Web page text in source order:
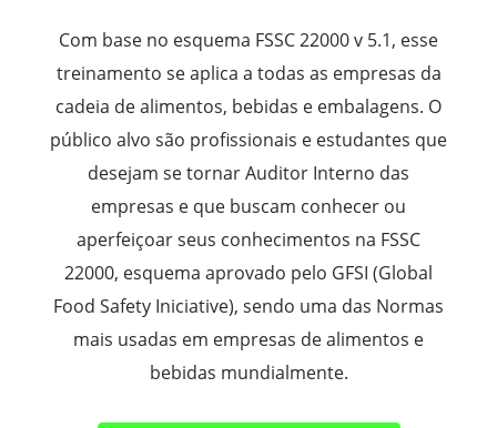
Com base no esquema FSSC 22000 v 5.1, esse
treinamento se aplica a todas as empresas da
cadeia de alimentos, bebidas e embalagens. O
público alvo são profissionais e estudantes que
desejam se tornar Auditor Interno das
empresas e que buscam conhecer ou
aperfeiçoar seus conhecimentos na FSSC
22000, esquema aprovado pelo GFSI (Global
Food Safety Iniciative), sendo uma das Normas
mais usadas em empresas de alimentos e
bebidas mundialmente.